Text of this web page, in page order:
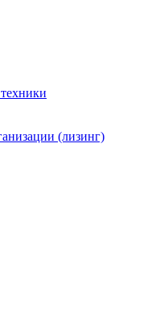
(лизинг)